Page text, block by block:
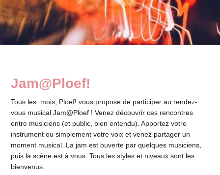
Jam@Ploef!
Tous les mois, Ploef! vous propose de participer au rendez-
vous musical Jam@Ploef ! Venez découvrir ces rencontres
entre musiciens (et public, bien entendu). Apportez votre
instrument ou simplement votre voix et venez partager un
moment musical. La jam est ouverte par quelques musiciens,
puis la scène est à vous. Tous les styles et niveaux sont les
bienvenus.